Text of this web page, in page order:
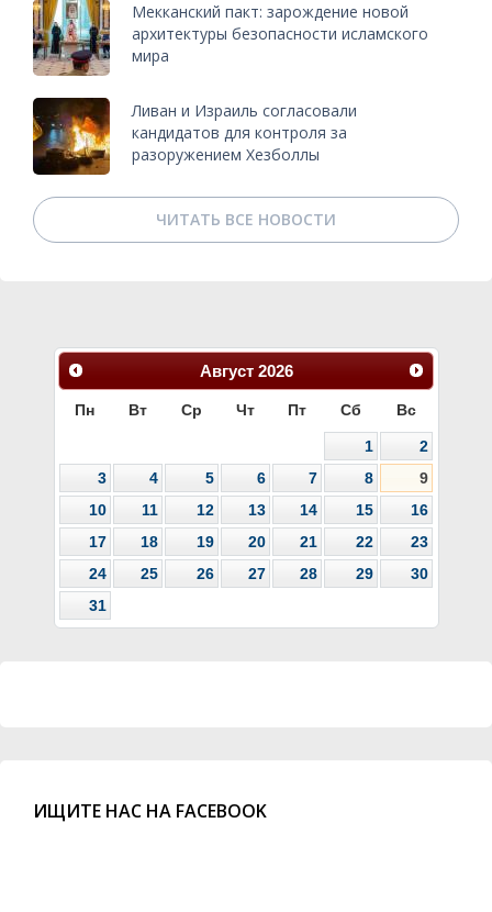
Мекканский пакт: зарождение новой
архитектуры безопасности исламского
мира
Ливан и Израиль согласовали
кандидатов для контроля за
разоружением Хезболлы
ЧИТАТЬ ВСЕ НОВОСТИ
Август 2026
Пн Вт Ср Чт Пт Сб Вс
1
2
3
4 5 6 7 8
9
10
11 12 13 14 15
16
17
18 19 20 21 22
23
24
25 26 27 28 29
30
31
ИЩИТЕ НАС НА FACEBOOK